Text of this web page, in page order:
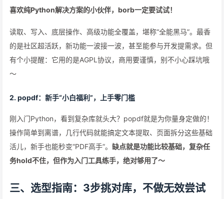
喜欢纯Python解决方案的小伙伴，borb一定要试试！
读取、写入、底层操作、高级功能全覆盖，堪称“全能黑马”。最香
的是社区超活跃，新功能一波接一波，甚至能参与开发提需求。但
有个小提醒：它用的是AGPL协议，商用要谨慎，别不小心踩坑哦
～
2. popdf：新手“小白福利”，上手零门槛
刚入门Python，看到复杂库就头大？popdf就是为你量身定做的！
操作简单到离谱，几行代码就能搞定文本提取、页面拆分这些基础
活儿，新手也能秒变“PDF高手”。 缺点就是功能比较基础，复杂任
务hold不住，但作为入门工具练手，绝对够用了～
三、选型指南：3步挑对库，不做无效尝试